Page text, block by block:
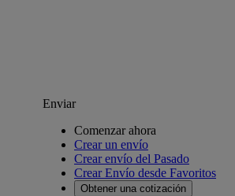
Enviar
Comenzar ahora
Crear un envío
Crear envío del Pasado
Crear Envío desde Favoritos
Obtener una cotización